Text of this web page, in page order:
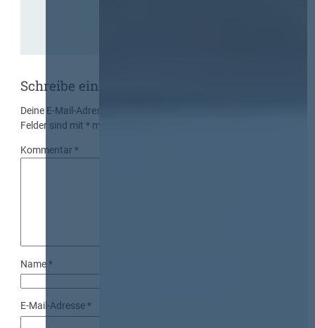
Schreibe einen Kommentar
Deine E-Mail-Adresse wird nicht veröffentlicht.
Felder sind mit* markiert
Kommentar*
Name*
E-Mail-Adresse*